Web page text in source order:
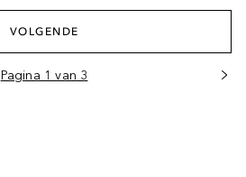
VOLGENDE
Pagina 1 van 3